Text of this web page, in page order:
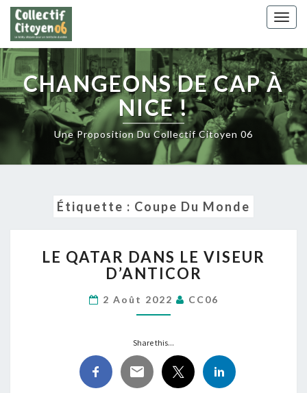
Skip
content
CHANGEONS DE CAP À
NICE !
Une Proposition Du Collectif Citoyen 06
Étiquette : Coupe Du Monde
QATAR
DANS
VISEUR
D’ANTICOR
LE QATAR DANS LE VISEUR
D’ANTICOR
2 Août 2022 CC06
Share this...